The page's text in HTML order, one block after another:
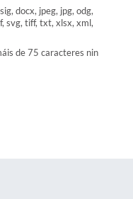
docx, jpeg, jpg, odg,
svg, tiff, txt, xlsx, xml,
de 75 caracteres nin